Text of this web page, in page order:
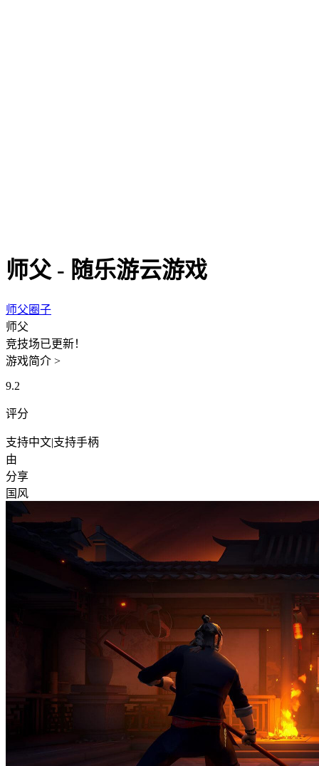
师父 - 随乐游云游戏
师父圈子
师父
竞技场已更新！
游戏简介 >
9.2
评分
支持中文|支持手柄
由
分享
国风